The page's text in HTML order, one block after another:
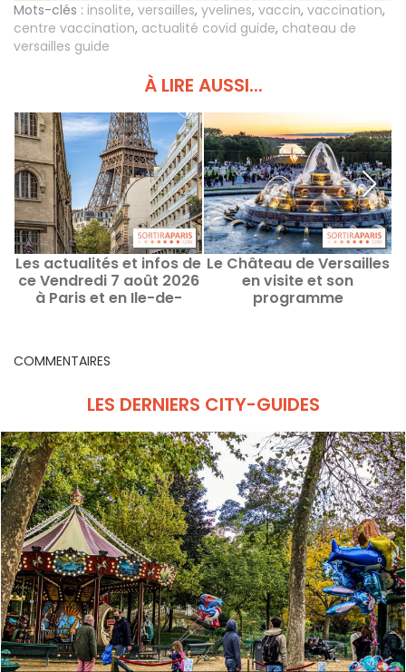
Mots-clés : insolite, versailles, yvelines, vaccin, vaccination,
centre vaccination, actualité covid guide, chateau de
versailles guide
À LIRE AUSSI...
Les actualités et infos de
ce Vendredi 7 août 2026
à Paris et en Ile-de-
Le Château de Versailles
en visite et son
programme
COMMENTAIRES
LES DERNIERS CITY-GUIDES